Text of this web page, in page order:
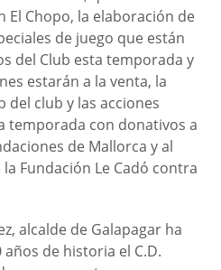
El Chopo, la elaboración de
de juego que están
del Club esta temporada y
estarán a la venta, la
del club y las acciones
temporada con donativos a
de Mallorca y al
Fundación Le Cadó contra
alcalde de Galapagar ha
de historia el C.D.